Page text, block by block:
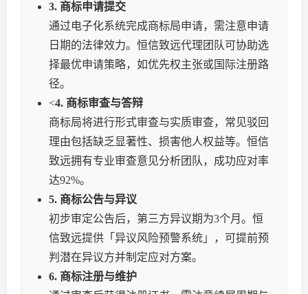
3. 商标申请提交
通过电子化系统完成商标局申请，需注意申请
日期的法律效力。恒信致远代理团队可协助选
择最优申请策略，如优先权主张或国际注册路
径。
<4. 商标审查与答辩
商标局将进行形式审查与实质审查，常见驳回
理由包括缺乏显著性、损害他人权益等。恒信
致远拥有专业审查意见分析团队，成功应对率
达92%。
5. 商标公告与异议
初步审定公告后，第三方异议期为3个月。恒
信致远提供「异议风险预警系统」，可提前预
判潜在异议方并制定应对方案。
6. 商标注册与维护